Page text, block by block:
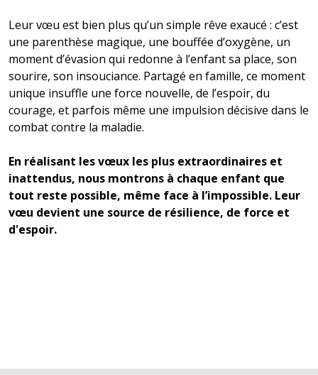
Leur vœu est bien plus qu’un simple rêve exaucé : c’est
une parenthèse magique, une bouffée d’oxygène, un
moment d’évasion qui redonne à l’enfant sa place, son
sourire, son insouciance. Partagé en famille, ce moment
unique insuffle une force nouvelle, de l’espoir, du
courage, et parfois même une impulsion décisive dans le
combat contre la maladie.
En réalisant les vœux les plus extraordinaires et
inattendus, nous montrons à chaque enfant que
tout reste possible, même face à l’impossible. Leur
vœu devient une source de résilience, de force et
d'espoir.